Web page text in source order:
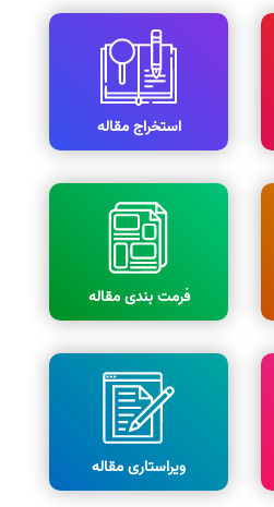
استخراج مقاله
فرمت بندی مقاله
ویراستاری مقاله